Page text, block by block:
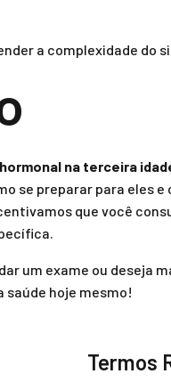
a complexidade do
na terceira
se preparar para eles
que você
um exame ou deseja
saúde hoje mesmo!
Termos